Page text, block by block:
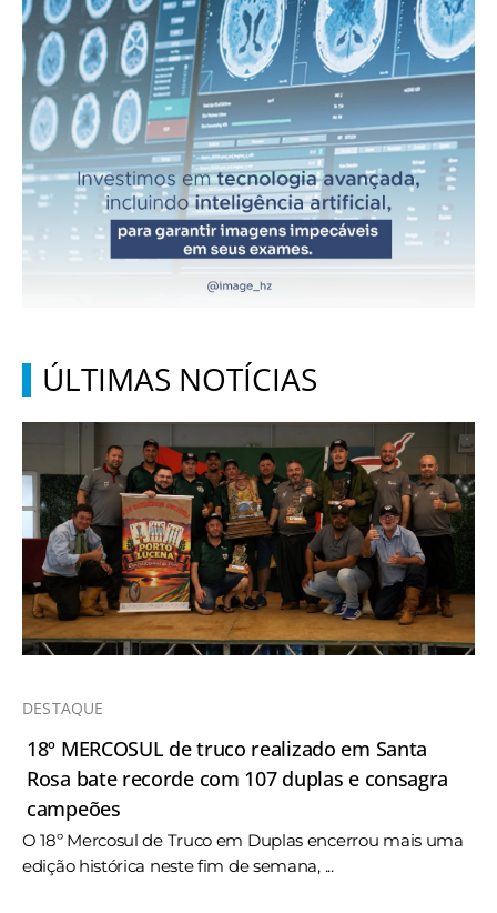
ÚLTIMAS NOTÍCIAS
DESTAQUE
18º MERCOSUL de truco realizado em Santa
Rosa bate recorde com 107 duplas e consagra
campeões
O 18º Mercosul de Truco em Duplas encerrou mais uma
edição histórica neste fim de semana, ...